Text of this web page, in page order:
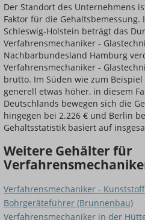
Der Standort des Unternehmens
Faktor für die
Schleswig-Holstein beträgt das
Verfahrensmechaniker -
Nachbarbundesland Hamburg
Verfahrensmechaniker -
brutto. Im Süden wie zum
generell etwas höher, in diesem
Deutschlands bewegen sich die
hingegen bei 2.226 € und Berlin
Gehaltsstatistik basiert auf
Weitere Gehälter für
Verfahrensmechaniker -
Bohrgeräteführer (Brunnenbau)
Verfahrensmechaniker in der